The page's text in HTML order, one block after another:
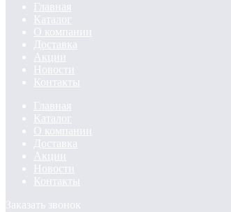
Главная
Каталог
О компании
Доставка
Акции
Новости
Контакты
Главная
Каталог
О компании
Доставка
Акции
Новости
Контакты
Заказать звонок